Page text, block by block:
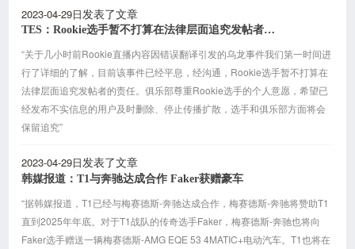
2023-04-29日发表了文章
TES：Rookie选手暂不打算在法律层面追究发帖者的责任
“关于几小时前Rookie直播内容因错误翻译引发的乌龙事件我们第一时间进
行了详细的了解，目前该事件已经平息，经沟通，Rookie选手暂不打算在
法律层面追究发帖者的责任。俱乐部尊重Rookie选手的个人意愿，希望已
经发布不实信息的用户及时删除、停止传播扩散，选手和俱乐部方面将会
保留追究”
2023-04-29日发表了文章
韩媒报道：T1与奔驰达成合作 Faker获赠豪车
“据韩媒报道，T1已经与梅赛德斯-奔驰达成合作，梅赛德斯-奔驰将赞助T1
直到2025年年底。对于T1战队的传奇选手Faker，梅赛德斯-奔驰也将向
Faker选手赠送一辆梅赛德斯-AMG EQE 53 4MATIC+电动汽车。T1也将在